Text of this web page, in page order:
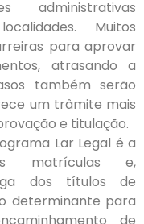
administrativas
Muitos
para aprovar
atrasando a
também serão
um trâmite mais
e titulação.
Lar Legal é a
matrículas e,
dos títulos de
determinante para
de